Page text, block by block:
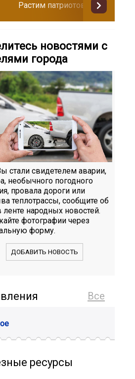
Растим патриотов
новостями с
города
стали свидетелем аварии,
необычного погодного
провала дороги или
теплотрассы, сообщите об
ленте народных новостей.
фотографии через
форму.
ДОБАВИТЬ НОВОСТЬ
Все
ресурсы